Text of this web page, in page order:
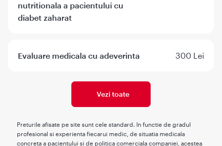
nutritionala a pacientului cu
diabet zaharat
Evaluare medicala cu adeverinta 300 Lei
Vezi toate
Preturile afisate pe site sunt cele standard. In functie de gradul
profesional si experienta fiecarui medic, de situatia medicala
concreta a pacientului si de politica comerciala companiei, acestea